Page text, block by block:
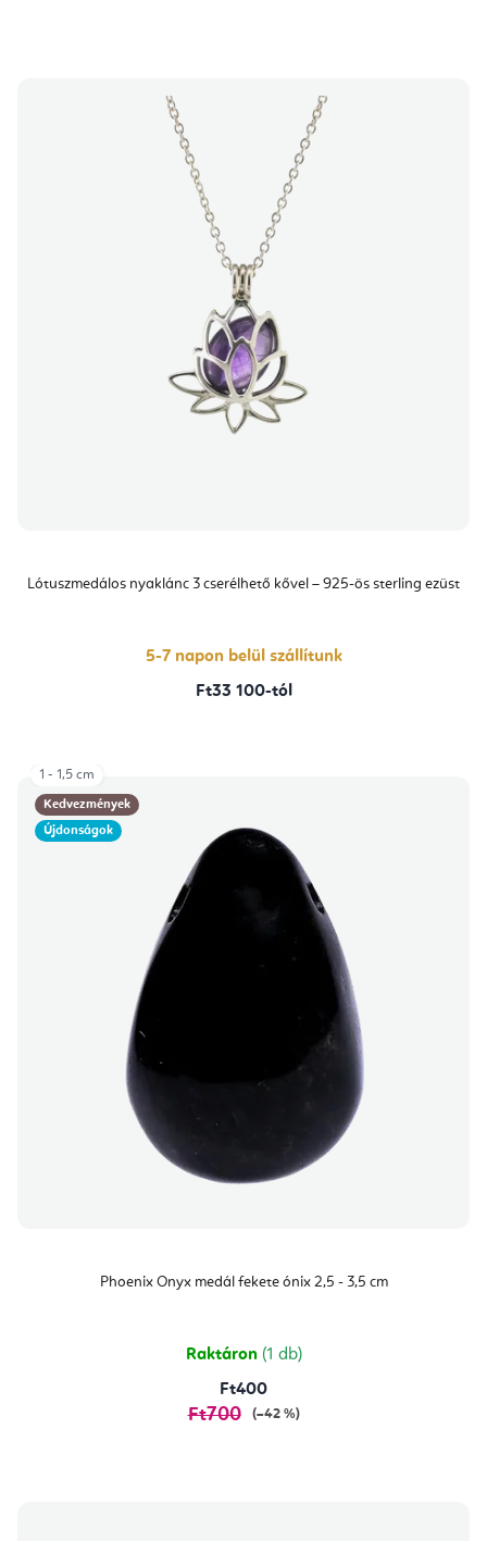
Lótuszmedálos nyaklánc 3 cserélhető kővel – 925-ös sterling ezüst
5-7 napon belül szállítunk
Ft33 100-tól
Kedvezmények
Újdonságok
Phoenix Onyx medál fekete ónix 2,5 - 3,5 cm
Raktáron (1 db)
Ft400
Ft700 (–42 %)
1 - 1,5 cm